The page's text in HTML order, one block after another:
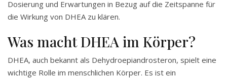
Dosierung und Erwartungen in Bezug auf die Zeitspanne für
die Wirkung von DHEA zu klären.
Was macht DHEA im Körper?
DHEA, auch bekannt als Dehydroepiandrosteron, spielt eine
wichtige Rolle im menschlichen Körper. Es ist ein